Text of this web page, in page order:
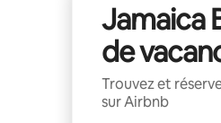
Jamaica
de
Trouvez et
sur Airbnb